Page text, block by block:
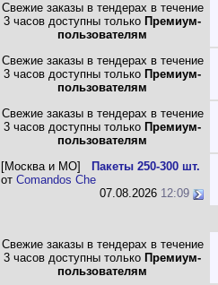
Свежие заказы в тендерах в течение
3 часов доступны только Премиум-
пользователям
Свежие заказы в тендерах в течение
3 часов доступны только Премиум-
пользователям
Свежие заказы в тендерах в течение
3 часов доступны только Премиум-
пользователям
[Москва и МО]
Пакеты 250-300 шт.
от Comandos Che
07.08.2026 12:09
Свежие заказы в тендерах в течение
3 часов доступны только Премиум-
пользователям